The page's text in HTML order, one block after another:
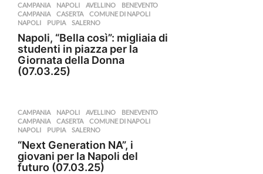
CAMPANIA ,NAPOLI AVELLINO ,BENEVENTO
CAMPANIA
,CASERTA ,COMUNE DI NAPOLI
NAPOLI
,PUPIA ,SALERNO
Napoli, “Bella così”: migliaia di
studenti in piazza per la
Giornata della Donna
(07.03.25)
CAMPANIA ,NAPOLI AVELLINO ,BENEVENTO
CAMPANIA
,CASERTA ,COMUNE DI NAPOLI
NAPOLI
,PUPIA ,SALERNO
“Next Generation NA”, i
giovani per la Napoli del
futuro (07.03.25)